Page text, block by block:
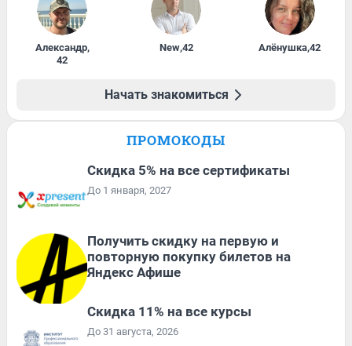
Александр,
42
New,42 Алёнушка,42
Начать знакомиться
ПРОМОКОДЫ
Скидка 5% на все сертификаты
До 1 января, 2027
Получить скидку на первую и
повторную покупку билетов на
Яндекс Афише
Скидка 11% на все курсы
До 31 августа, 2026